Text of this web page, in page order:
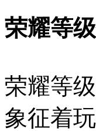
荣耀等
荣耀等
象征着